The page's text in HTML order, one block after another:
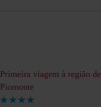
Primeira viagem à região de
Piomonte